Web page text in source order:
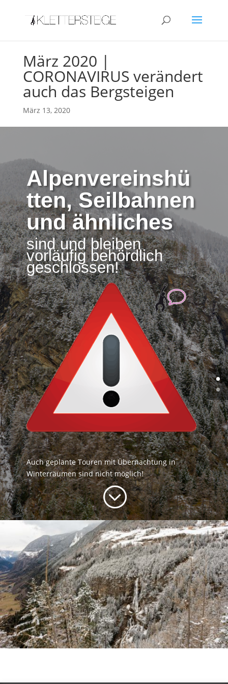
März 2020 |
CORONAVIRUS verändert
auch das Bergsteigen
März 13, 2020
Alpenvereinshü
tten, Seilbahnen
und ähnliches
sind und bleiben
vorläufig behördlich
geschlossen!
Auch geplante Touren mit Übernachtung in
Winterräumen sind nicht möglich!
;